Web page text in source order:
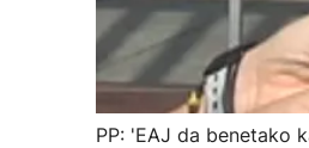
PP: 'EAJ da benetako